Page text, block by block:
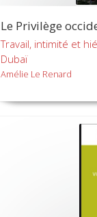
Le Privilège
Travail, intimité et
Dubaï
Amélie Le Renard